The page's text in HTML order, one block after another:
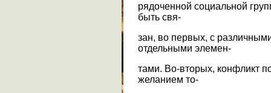
рядоченной социальной
быть свя-
зан, во первых, с
отдельными элемен-
тами. Во-вторых, конфликт
желанием то-